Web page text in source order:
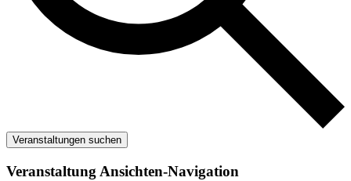
Veranstaltungen suchen
Veranstaltung Ansichten-Navigation